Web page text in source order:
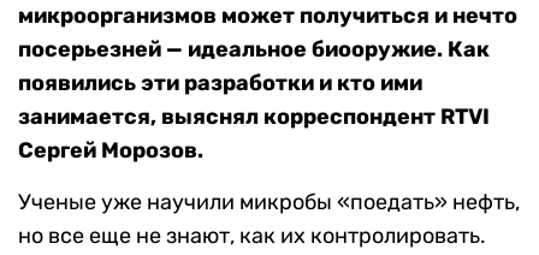
микроорганизмов может получиться и нечто
посерьезней — идеальное биооружие. Как
появились эти разработки и кто ими
занимается, выяснял корреспондент RTVI
Сергей Морозов.
Ученые уже научили микробы «поедать» нефть,
но все еще не знают, как их контролировать.